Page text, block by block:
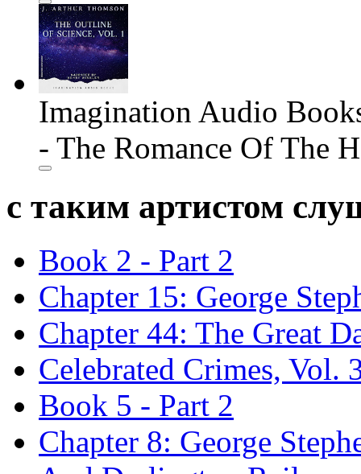
Imagination Audio
- The Romance Of The
с таким артистом
Book 2 - Part 2
Chapter 15: George
Chapter 44: The Great
Celebrated Crimes, Vol.
Book 5 - Part 2
Chapter 8: George